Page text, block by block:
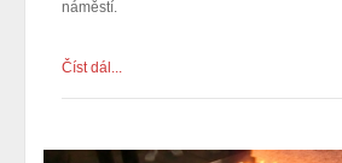
náměstí.
Číst dál...